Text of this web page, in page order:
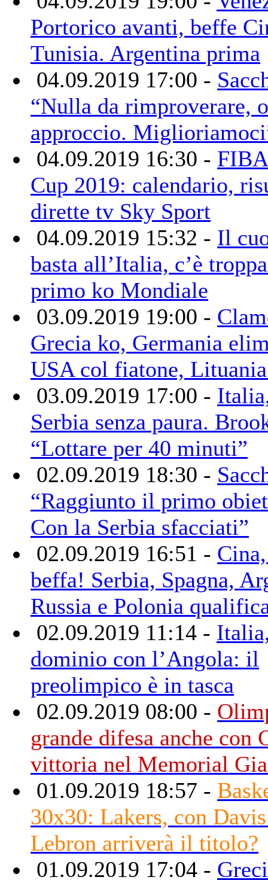
Portorico avanti, beffe
Tunisia. Argentina prima
04.09.2019 17:00 -
“Nulla da rimproverare,
approccio.
04.09.2019 16:30 -
Cup 2019: calendario,
dirette tv Sky Sport
04.09.2019 15:32 - Il
basta all’Italia, c’è
primo ko Mondiale
03.09.2019 19:00 -
Grecia ko, Germania
USA col fiatone,
03.09.2019 17:00 -
Serbia senza paura.
“Lottare per 40 minuti”
02.09.2019 18:30 -
“Raggiunto il primo
Con la Serbia sfacciati”
02.09.2019 16:51 -
beffa! Serbia, Spagna,
Russia e Polonia
02.09.2019 11:14 -
dominio con l’Angola: il
preolimpico è in tasca
02.09.2019 08:00 -
grande difesa anche con
vittoria nel Memorial
01.09.2019 18:57 -
30x30: Lakers, con
Lebron arriverà il titolo?
01.09.2019 17:04 -